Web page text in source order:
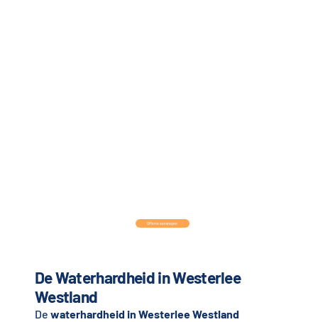
De Waterhardheid in Westerlee
Westland
De waterhardheid in Westerlee Westland
Offerte aanvragen